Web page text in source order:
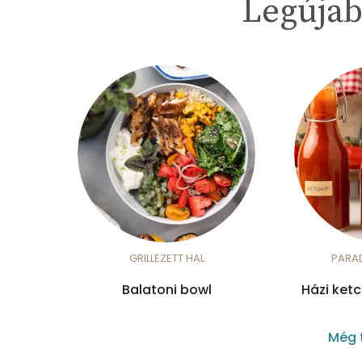
GRILLEZETT HAL
Balatoni bowl Házi
Még